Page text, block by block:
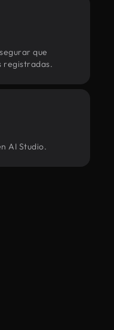
que
registradas.
AI Studio.